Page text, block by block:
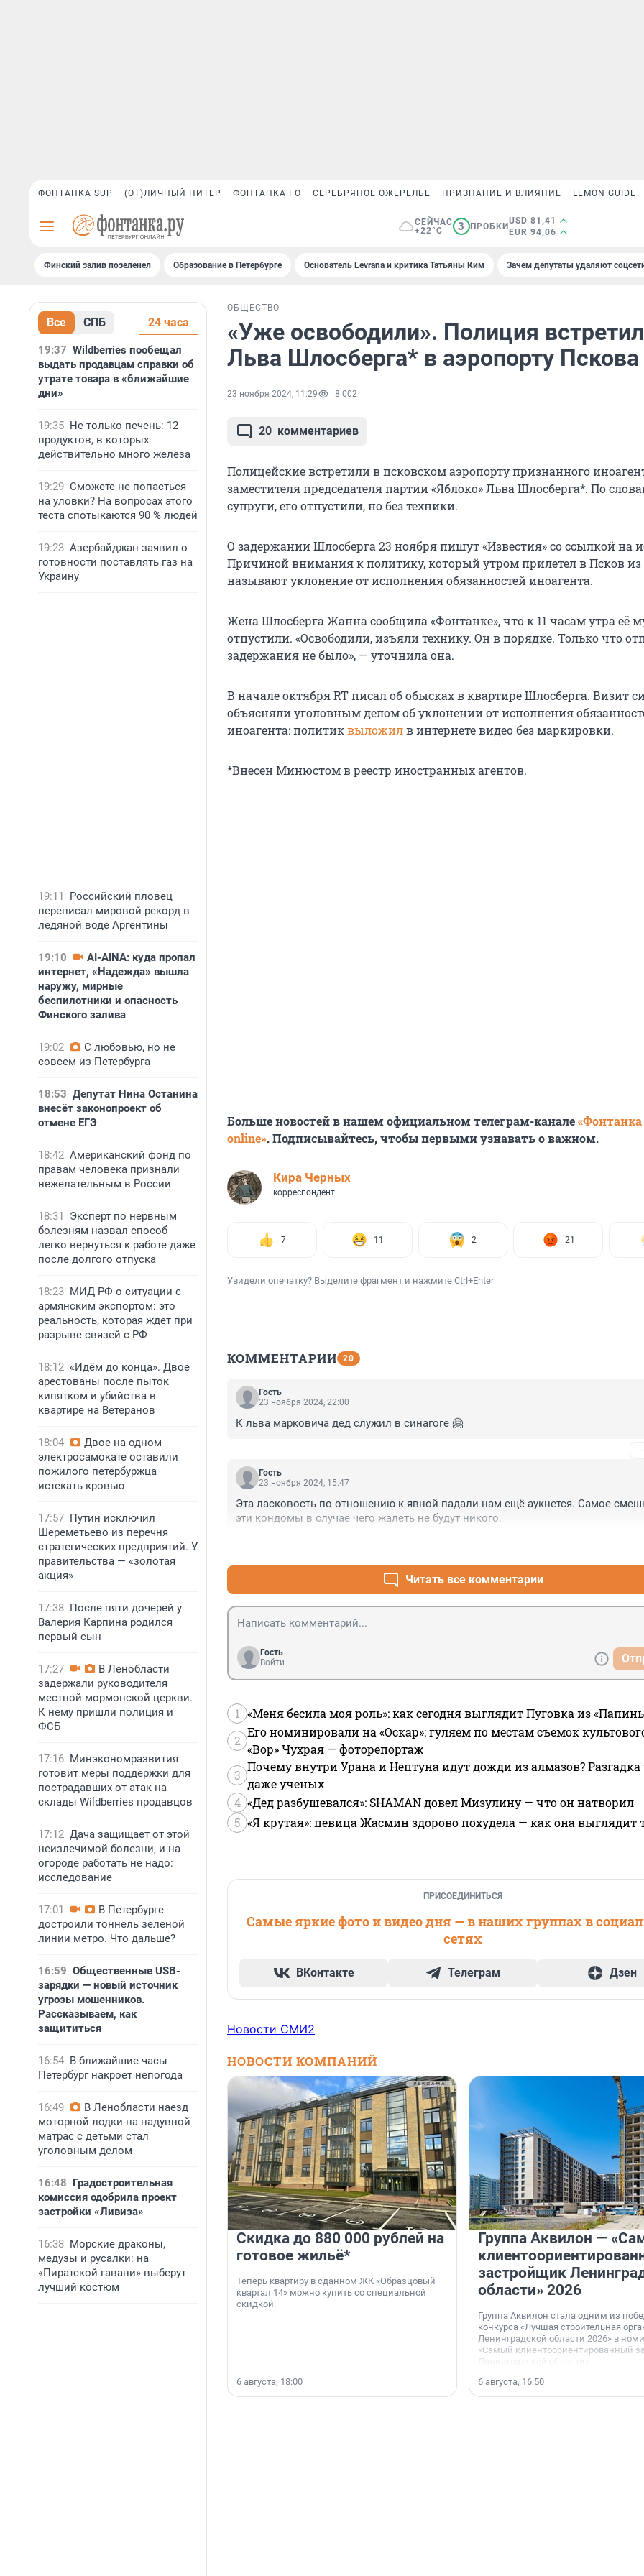
ФОНТАНКА SUP (ОТ)ЛИЧНЫЙ ПИТЕР ФОНТАНКА ГО СЕРЕБРЯНОЕ ОЖЕРЕЛЬЕ ПРИЗНАНИЕ И ВЛИЯНИЕ LEMON GUIDE
СЕЙЧАС
+22°C
3 ПРОБКИ
USD 81,41
EUR 94,06
Финский залив позеленел Образование в Петербурге Основатель Levrana и критика Татьяны Ким Зачем депутаты удаляют
Все СПБ 24 часа
19:37 Wildberries пообещал
выдать продавцам справки об
утрате товара в «ближайшие
дни»
19:35 Не только печень: 12
продуктов, в которых
действительно много железа
19:29 Сможете не попасться
на уловки? На вопросах этого
теста спотыкаются 90 % людей
19:23 Азербайджан заявил о
готовности поставлять газ на
Украину
19:11
Российский пловец
переписал мировой рекорд в
ледяной воде Аргентины
19:10
AI-AINA: куда пропал
интернет, «Надежда» вышла
наружу, мирные
беспилотники и опасность
Финского залива
19:02
С любовью, но не
совсем из Петербурга
18:53 Депутат Нина Останина
внесёт законопроект об
отмене ЕГЭ
18:42 Американский фонд по
правам человека признали
нежелательным в России
18:31
Эксперт по нервным
болезням назвал способ
легко вернуться к работе даже
после долгого отпуска
18:23 МИД РФ о ситуации с
армянским экспортом: это
реальность, которая ждет при
разрыве связей с РФ
18:12 «Идём до конца». Двое
арестованы после пыток
кипятком и убийства в
квартире на Ветеранов
18:04
Двое на одном
электросамокате оставили
пожилого петербуржца
истекать кровью
17:57 Путин исключил
Шереметьево из перечня
стратегических предприятий. У
правительства — «золотая
акция»
17:38 После пяти дочерей у
Валерия Карпина родился
первый сын
17:27
В Ленобласти
задержали руководителя
местной мормонской церкви.
К нему пришли полиция и
ФСБ
17:16 Минэкономразвития
готовит меры поддержки для
пострадавших от атак на
склады Wildberries продавцов
17:12 Дача защищает от этой
неизлечимой болезни, и на
огороде работать не надо:
исследование
17:01
В Петербурге
достроили тоннель зеленой
линии метро. Что дальше?
16:59 Общественные USB-
зарядки — новый источник
угрозы мошенников.
Рассказываем, как
защититься
16:54 В ближайшие часы
Петербург накроет непогода
16:49
В Ленобласти наезд
моторной лодки на надувной
матрас с детьми стал
уголовным делом
16:48 Градостроительная
комиссия одобрила проект
застройки «Ливиза»
16:38 Морские драконы,
медузы и русалки: на
«Пиратской гавани» выберут
лучший костюм
ОБЩЕСТВО
«Уже освободили». Полиция
Льва Шлосберга* в аэропорту Пскова
23 ноября 2024, 11:29 8 002
20 комментариев
Полицейские встретили в псковском аэропорту признанного
заместителя председателя партии «Яблоко» Льва Шлосберга*. По
супруги, его отпустили, но без техники.
О задержании Шлосберга 23 ноября пишут «Известия» со ссылкой на
Причиной внимания к политику, который утром прилетел в Псков
называют уклонение от исполнения обязанностей иноагента.
Жена Шлосберга Жанна сообщила «Фонтанке», что к 11 часам утра её
отпустили. «Освободили, изъяли технику. Он в порядке. Только что
задержания не было», — уточнила она.
В начале октября RT писал об обысках в квартире Шлосберга. Визит
объясняли уголовным делом об уклонении от исполнения
иноагента: политиквыложилв интернете видео без маркировки.
*Внесен Минюстом в реестр иностранных агентов.
Больше новостей в нашем официальном телеграм-канале«Фонтанка
online». Подписывайтесь, чтобы первыми узнавать о важном.
Кира Черных
корреспондент
7 11 2 21
Увидели опечатку? Выделите фрагмент и нажмите Ctrl+Enter
КОММЕНТАРИИ 20
Гость
23 ноября 2024, 22:00
К льва марковича дед служил в синагоге 🤗
Гость
23 ноября 2024, 15:47
Эта ласковость по отношению к явной падали нам ещё аукнется. Самое
эти кондомы в случае чего жалеть не будут никого.
Читать все комментарии
Гость
Войти
1 «Меня бесила моя роль»: как сегодня выглядит Пуговка из
2
Его номинировали на «Оскар»: гуляем по местам съемок
«Вор» Чухрая — фоторепортаж
3
Почему внутри Урана и Нептуна идут дожди из алмазов?
даже ученых
4 «Дед разбушевался»: SHAMAN довел Мизулину — что он натворил
5 «Я крутая»: певица Жасмин здорово похудела — как она выглядит
ПРИСОЕДИНИТЬСЯ
Самые яркие фото и видео дня — в наших группах в
сетях
ВКонтакте Телеграм Дзен
Новости СМИ2
НОВОСТИ КОМПАНИЙ
Скидка до 880 000 рублей на
готовое жильё*
Теперь квартиру в сданном ЖК «Образцовый
квартал 14» можно купить со специальной
скидкой.
6 августа, 18:00
Группа Аквилон —
застройщик
области» 2026
Группа Аквилон стала одним из
конкурса «Лучшая строительная
Ленинградской области 2026» в
«Самый клиентоориентированный
Ленинградской области».
6 августа, 16:50